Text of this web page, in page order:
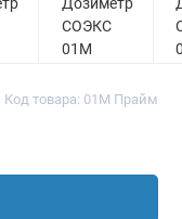
Код товара: 01М Прайм